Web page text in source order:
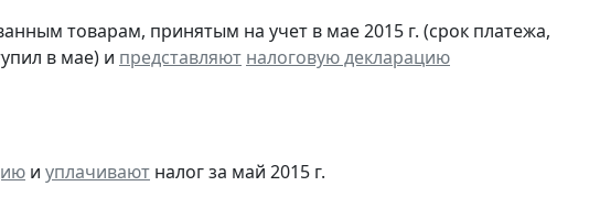
товарам, принятым на учет в мае 2015 г. (срок платежа,
в мае) и представляют налоговую декларацию
и уплачивают налог за май 2015 г.